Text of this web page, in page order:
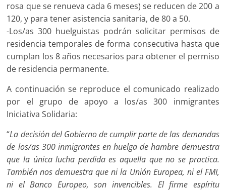
rosa que se renueva cada 6 meses) se reducen de 200 a
120, y para tener asistencia sanitaria, de 80 a 50.
-Los/as 300 huelguistas podrán solicitar permisos de
residencia temporales de forma consecutiva hasta que
cumplan los 8 años necesarios para obtener el permiso
de residencia permanente.
A continuación se reproduce el comunicado realizado
por el grupo de apoyo a los/as 300 inmigrantes
Iniciativa Solidaria:
“La decisión del Gobierno de cumplir parte de las demandas
de los/as 300 inmigrantes en huelga de hambre demuestra
que la única lucha perdida es aquella que no se practica.
También nos demuestra que ni la Unión Europea, ni el FMI,
ni el Banco Europeo, son invencibles. El firme espíritu